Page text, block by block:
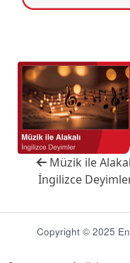
Müzik ile
İngilizce
Copyright © 2025